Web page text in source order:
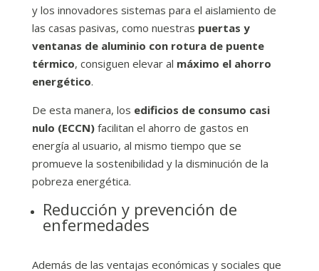
y los innovadores sistemas para el aislamiento de
las casas pasivas, como nuestras puertas y
ventanas de aluminio con rotura de puente
térmico, consiguen elevar al máximo el ahorro
energético.
De esta manera, los edificios de consumo casi
nulo (ECCN)facilitan el ahorro de gastos en
energía al usuario, al mismo tiempo que se
promueve la sostenibilidad y la disminución de la
pobreza energética.
Reducción y prevención de
enfermedades
Además de las ventajas económicas y sociales que